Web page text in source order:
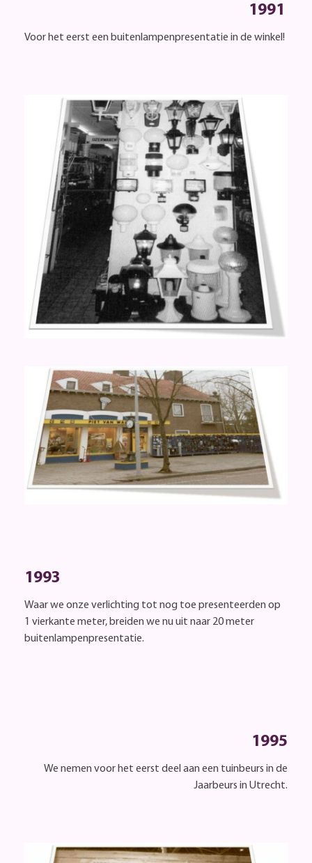
1991
Voor het eerst een buitenlampenpresentatie in de winkel!
1993
Waar we onze verlichting tot nog toe presenteerden op
1 vierkante meter, breiden we nu uit naar 20 meter
buitenlampenpresentatie.
1995
We nemen voor het eerst deel aan een tuinbeurs in de
Jaarbeurs in Utrecht.